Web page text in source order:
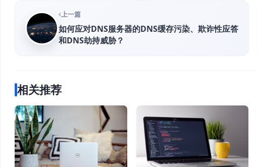
上一篇
如何应对DNS服务器的DNS缓存污染、欺诈性应答
和DNS劫持威胁？
相关推荐